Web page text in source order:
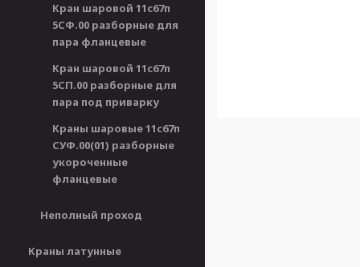
Кран шаровой 11с67п
5СФ.00 разборные для
пара фланцевые
Кран шаровой 11с67п
5СП.00 разборные для
пара под приварку
Краны шаровые 11с67п
СУФ.00(01) разборные
укороченные
фланцевые
Неполный проход
Краны латунные